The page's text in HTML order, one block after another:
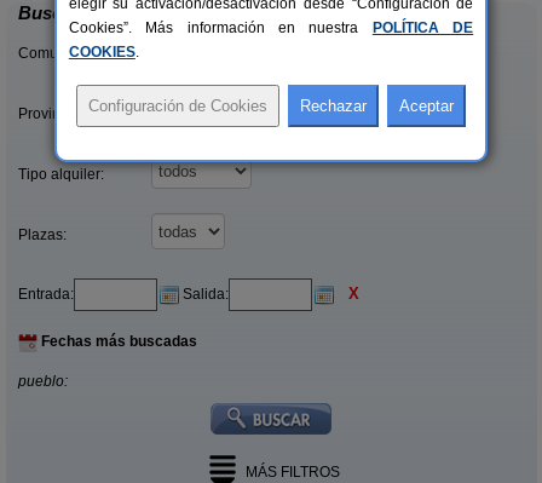
Buscar
Comunidades:
Provincias/Islas:
Tipo alquiler:
Plazas:
Entrada: Salida: X
Fechas más buscadas
pueblo:
MÁS FILTROS
elegir su activación/desactivación desde “Configuración de
Cookies”. Más información en nuestra
POLÍTICA DE
COOKIES.